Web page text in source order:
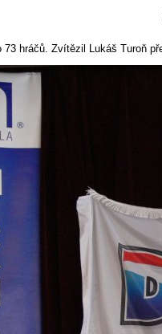
hráčů. Zvítězil Lukáš Turoň